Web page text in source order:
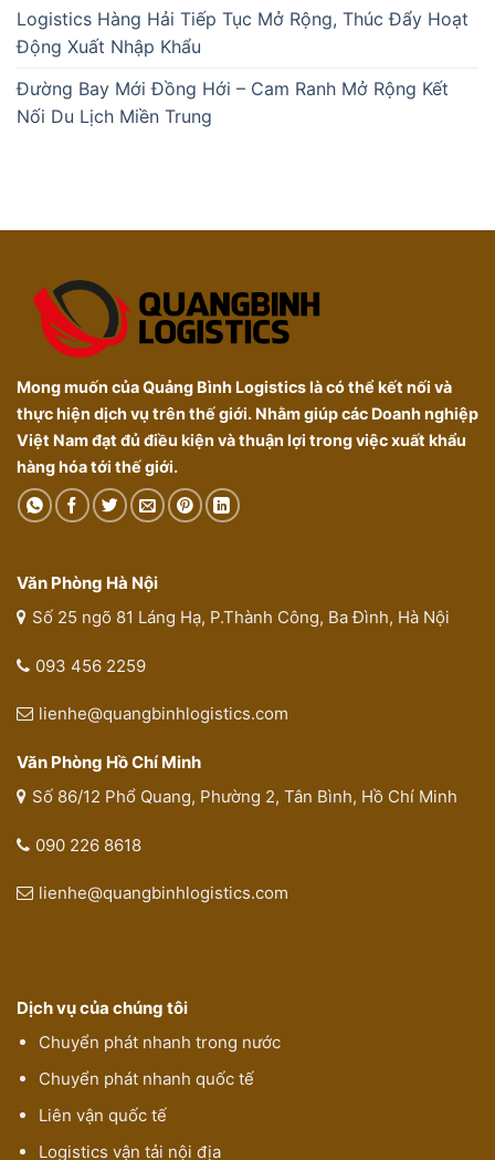
Logistics Hàng Hải Tiếp Tục Mở Rộng, Thúc Đẩy Hoạt
Động Xuất Nhập Khẩu
Đường Bay Mới Đồng Hới – Cam Ranh Mở Rộng Kết
Nối Du Lịch Miền Trung
Mong muốn của Quảng Bình Logistics là có thể kết nối và
thực hiện dịch vụ trên thế giới. Nhằm giúp các Doanh nghiệp
Việt Nam đạt đủ điều kiện và thuận lợi trong việc xuất khẩu
hàng hóa tới thế giới.
Văn Phòng Hà Nội
Số 25 ngõ 81 Láng Hạ, P.Thành Công, Ba Đình, Hà Nội
093 456 2259
lienhe@quangbinhlogistics.com
Văn Phòng Hồ Chí Minh
Số 86/12 Phổ Quang, Phường 2, Tân Bình, Hồ Chí Minh
090 226 8618
lienhe@quangbinhlogistics.com
Dịch vụ của chúng tôi
Chuyển phát nhanh trong nước
Chuyển phát nhanh quốc tế
Liên vận quốc tế
Logistics vận tải nội địa